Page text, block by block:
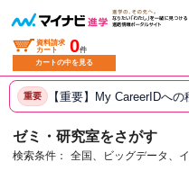
資料請求
カート
0件
カートの中を見る
重要 【重要】My CareerIDへ
ゼミ・研究室をさがす
検索条件： 全国、ビッグデータ、